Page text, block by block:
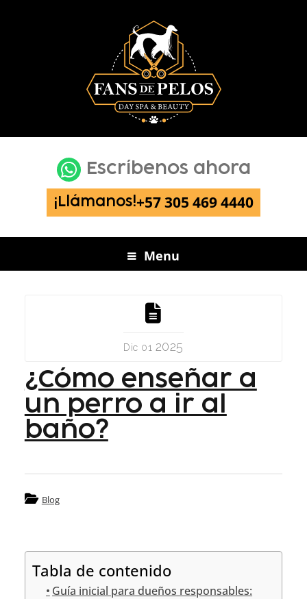
Escríbenos ahora
¡Llámanos!+57 305 469 4440
Menu
Dic 01 2025
¿Cómo enseñar a
un perro a ir al
baño?
Blog
Tabla de contenido
Guía inicial para dueños responsables: